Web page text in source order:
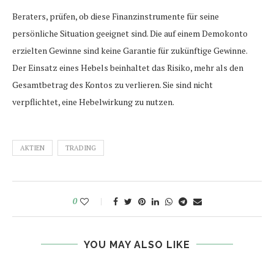
Beraters, prüfen, ob diese Finanzinstrumente für seine
persönliche Situation geeignet sind. Die auf einem Demokonto
erzielten Gewinne sind keine Garantie für zukünftige Gewinne.
Der Einsatz eines Hebels beinhaltet das Risiko, mehr als den
Gesamtbetrag des Kontos zu verlieren. Sie sind nicht
verpflichtet, eine Hebelwirkung zu nutzen.
AKTIEN TRADING
0
YOU MAY ALSO LIKE